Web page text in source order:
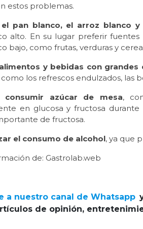
estos problemas.
pan blanco, el arroz blanco y
alto. En su lugar preferir
bajo, como frutas, verduras y
y bebidas con grandes
los refrescos endulzados, las
consumir azúcar de mesa,
en glucosa y fructosa
de fructosa.
el consumo de alcohol, ya que
de: Gastrolab.web
a nuestro canal de Whatsapp
de opinión,